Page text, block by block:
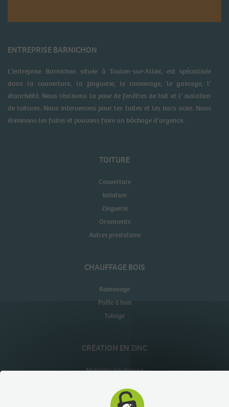
ENTREPRISE BARNICHON
L’entreprise Barnichon située à Toulon-sur-Allier, est spécialisée
dans la couverture, la zinguerie, le ramonage, le gainage, l’
étanchéité. Nous réalisons la pose de fenêtres de toit et l’ isolation
de toitures. Nous intervenons pour les tuiles et les bacs acier. Nous
éliminons les fuites et pouvons faire un bâchage d’urgence.
TOITURE
Couverture
Isolation
Zinguerie
Ornements
Autres prestations
CHAUFFAGE BOIS
Ramonage
Poêle à bois
Tubage
CRÉATION EN ZINC
Mobiliers sur-mesure
Habillages muraux